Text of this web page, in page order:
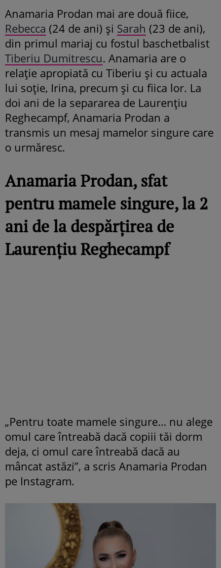
Anamaria Prodan mai are două fiice,
Rebecca (24 de ani) și Sarah (23 de ani),
din primul mariaj cu fostul baschetbalist
Tiberiu Dumitrescu. Anamaria are o
relație apropiată cu Tiberiu și cu actuala
lui soție, Irina, precum și cu fiica lor. La
doi ani de la separarea de Laurențiu
Reghecampf, Anamaria Prodan a
transmis un mesaj mamelor singure care
o urmăresc.
Anamaria Prodan, sfat
pentru mamele singure, la 2
ani de la despărțirea de
Laurențiu Reghecampf
„Pentru toate mamele singure… nu alege
omul care întreabă dacă copiii tăi dorm
deja, ci omul care întreabă dacă au
mâncat astăzi”, a scris Anamaria Prodan
pe Instagram.